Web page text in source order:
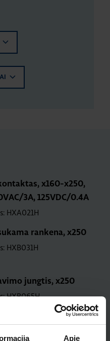
Apie
x160-x250,
3A, 125VDC/0.4A
HXA021H
rankena, x250
HXB031H
jungtis, x250
HXB065H